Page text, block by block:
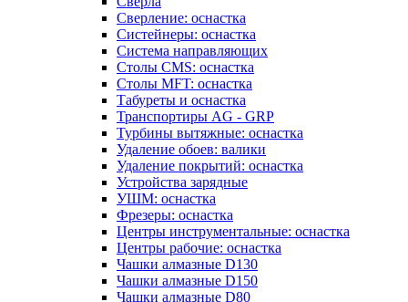
Сверление: оснастка
Систейнеры: оснастка
Система направляющих
Столы CMS: оснастка
Столы MFT: оснастка
Табуреты и оснастка
Транспортиры AG - GRP
Турбины вытяжные: оснастка
Удаление обоев: валики
Удаление покрытий: оснастка
Устройства зарядные
УШМ: оснастка
Фрезеры: оснастка
Центры инструментальные: оснастка
Центры рабочие: оснастка
Чашки алмазные D130
Чашки алмазные D150
Чашки алмазные D80